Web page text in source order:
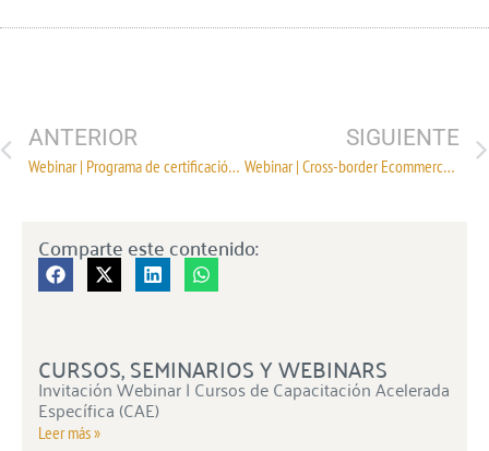
ANTERIOR
Webinar | Programa de certificación de Responsabilidad Social WRAP
SIGUIENTE
Webinar | Cross-border Ecommerce | Selling on Amazon.com
Comparte este contenido:
CURSOS, SEMINARIOS Y WEBINARS
Invitación Webinar | Cursos de Capacitación Acelerada
Específica (CAE)
Leer más »